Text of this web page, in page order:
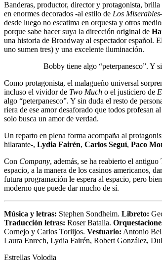
Banderas, productor, director y protagonista,
en enormes decorados -al estilo de Los Miserables
desde luego no escatima en orquesta y otros
porque sabe hacer suya la dirección original de
una historia de Broadway al espectador español.
uno sumen tres) y una excelente iluminación.
Bobby tiene algo “peterpanesco”. Y
Como protagonista, el malagueño universal
incluso el vividor de Two Much o el justiciero de
algo “peterpanesco”. Y sin duda el resto de
riera de ese amor desaforado que todos profesan
solo busca un amor de verdad.
Un reparto en plena forma acompaña al
hilarante-, Lydia Fairén, Carlos Seguí, Paco
Con Company, además, se ha reabierto el
espacio, a la manera de los casinos americanos,
futura programación le espera al espacio, pero
moderno que puede dar mucho de sí.
Música y letras: Stephen Sondheim. Libreto:
Traducción letras: Roser Batalla.
Cornejo y Carlos Toriijos. Vestuario: Antonio
Laura Enrech, Lydia Fairén, Robert González,
Estrellas Volodia